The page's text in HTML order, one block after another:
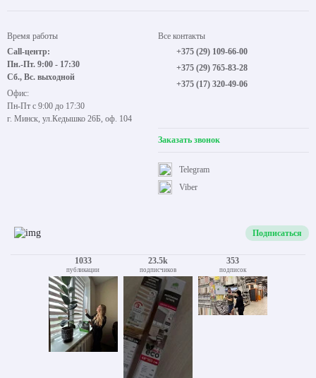
Время работы
Call-центр:
Пн.-Пт. 9:00 - 17:30
Сб., Вс. выходной
Офис:
Пн-Пт с 9:00 до 17:30
г. Минск, ул.Кедышко 26Б, оф. 104
Все контакты
+375 (29) 109-66-00
+375 (29) 765-83-28
+375 (17) 320-49-06
Заказать звонок
Viber
Telegram
Подписаться
1033
публикации
23.5k
подписчиков
353
подписок